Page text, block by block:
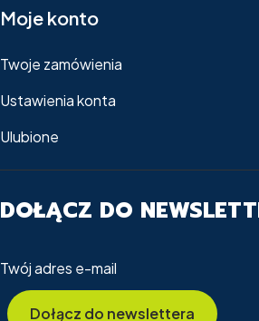
Moje konto
Twoje zamówienia
Ustawienia konta
Ulubione
DOŁĄCZ DO
Twój adres e-mail
Dołącz do newslettera